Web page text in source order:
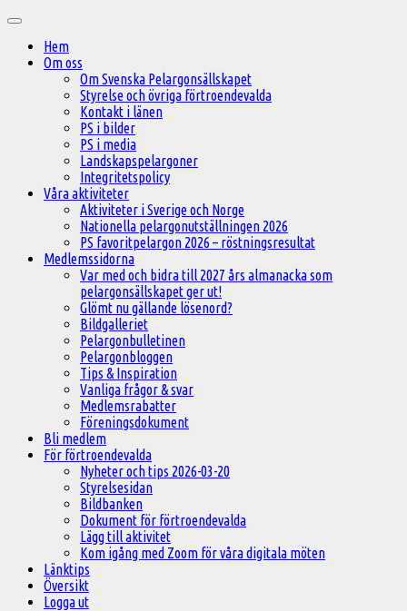
innehåll
Huvudmeny
Hem
Om oss
Om Svenska Pelargonsällskapet
Styrelse och övriga förtroendevalda
Kontakt i länen
PS i bilder
PS i media
Landskapspelargoner
Integritetspolicy
Våra aktiviteter
Aktiviteter i Sverige och Norge
Nationella pelargonutställningen 2026
PS favoritpelargon 2026 – röstningsresultat
Medlemssidorna
Var med och bidra till 2027 års almanacka som
pelargonsällskapet ger ut!
Glömt nu gällande lösenord?
Bildgalleriet
Pelargonbulletinen
Pelargonbloggen
Tips & Inspiration
Vanliga frågor & svar
Medlemsrabatter
Föreningsdokument
Bli medlem
För förtroendevalda
Nyheter och tips 2026-03-20
Styrelsesidan
Bildbanken
Dokument för förtroendevalda
Lägg till aktivitet
Kom igång med Zoom för våra digitala möten
Länktips
Översikt
Logga ut